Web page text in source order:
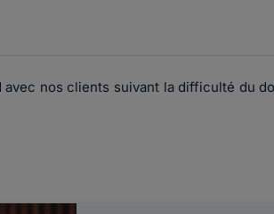
nos clients suivant la difficulté du